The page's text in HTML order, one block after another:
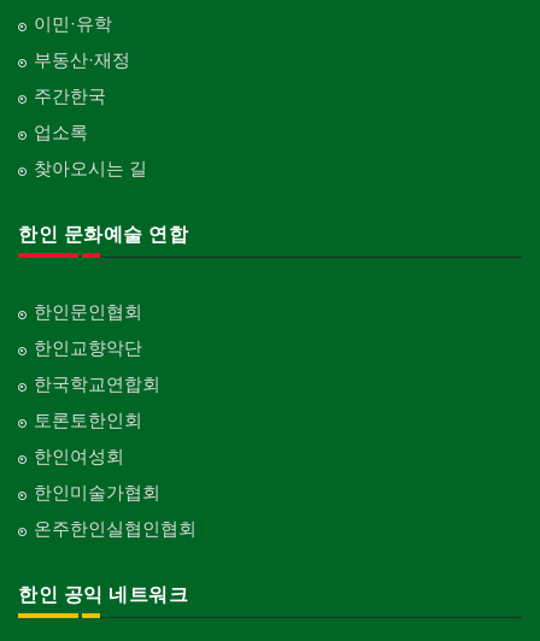
이민·유학
부동산·재정
주간한국
업소록
찾아오시는 길
한인 문화예술 연합
한인문인협회
한인교향악단
한국학교연합회
토론토한인회
한인여성회
한인미술가협회
온주한인실협인협회
한인 공익 네트워크